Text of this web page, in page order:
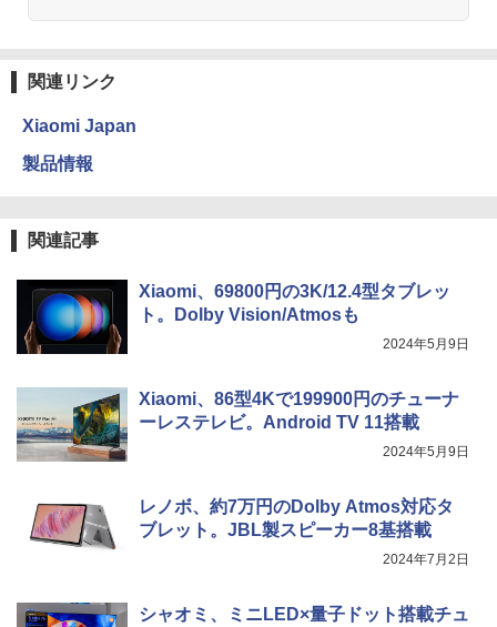
関連リンク
Xiaomi Japan
製品情報
関連記事
Xiaomi、69800円の3K/12.4型タブレッ
ト。Dolby Vision/Atmosも
2024年5月9日
Xiaomi、86型4Kで199900円のチューナ
ーレステレビ。Android TV 11搭載
2024年5月9日
レノボ、約7万円のDolby Atmos対応タ
ブレット。JBL製スピーカー8基搭載
2024年7月2日
シャオミ、ミニLED×量子ドット搭載チュ